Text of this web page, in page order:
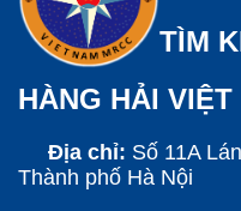
TÌM
HÀNG HẢI VIỆT
Địa chỉ: Số 11A
Thành phố Hà Nội